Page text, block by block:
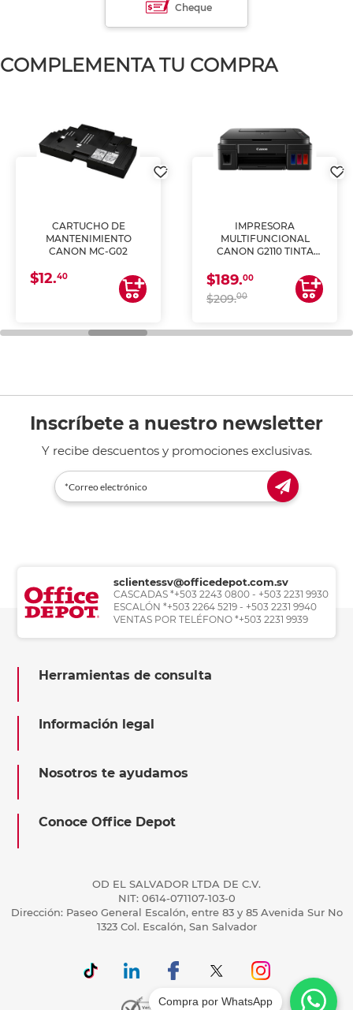
Cheque
COMPLEMENTA TU COMPRA
CARTUCHO DE
MANTENIMIENTO
CANON MC-G02
$12.40
IMPRESORA
MULTIFUNCIONAL
CANON G2110 TINTA
$189.00
$209.00
Inscríbete a nuestro newsletter
Y recibe descuentos y promociones exclusivas.
sclientessv@officedepot.com.sv
CASCADAS *+503 2243 0800 - +503 2231 9930
ESCALÓN *+503 2264 5219 - +503 2231 9940
VENTAS POR TELÉFONO *+503 2231 9939
Herramientas de consulta
Información legal
Nosotros te ayudamos
Conoce Office Depot
OD EL SALVADOR LTDA DE C.V.
NIT: 0614-071107-103-0
Dirección: Paseo General Escalón, entre 83 y 85 Avenida Sur No
1323 Col. Escalón, San Salvador
Compra por WhatsApp